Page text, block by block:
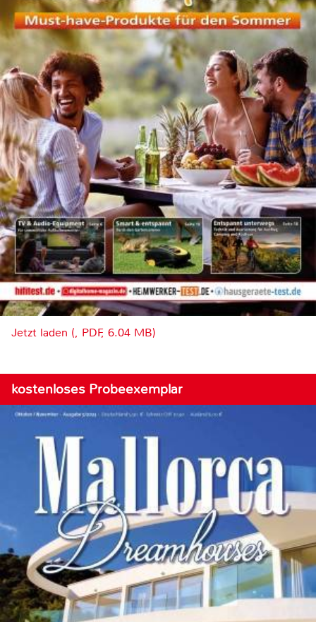
Jetzt laden (, PDF, 6.04 MB)
kostenloses Probeexemplar